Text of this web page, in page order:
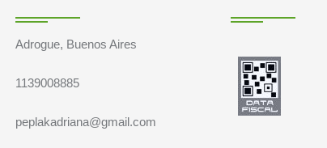
Adrogue, Buenos Aires
1139008885
peplakadriana@gmail.com